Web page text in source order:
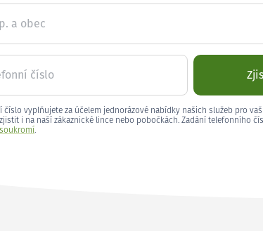
a obec
číslo
číslo vyplňujete za účelem jednorázové nabídky našich služeb pro
i na naší zákaznické lince nebo pobočkách. Zadání telefonního
.